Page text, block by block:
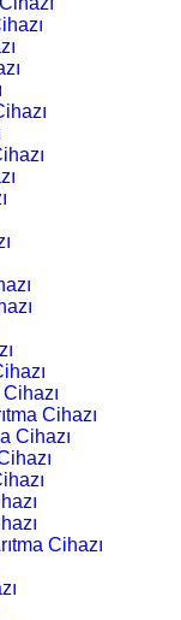
Cihazı
Cihazı
Cihazı